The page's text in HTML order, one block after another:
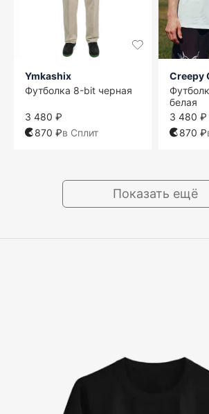
Ymkashix
Футболка 8-bit черная
3 480 ₽
870 ₽в Сплит
Creepy
белая
3 480 ₽
870 ₽
Показать ещё